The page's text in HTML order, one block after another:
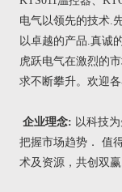
电气以领先的技术.
以卓越的产品.真诚
虎跃电气在激烈的
求不断攀升。欢迎
企业理念: 以科技
把握市场趋势． 值
术及资源，共创双赢